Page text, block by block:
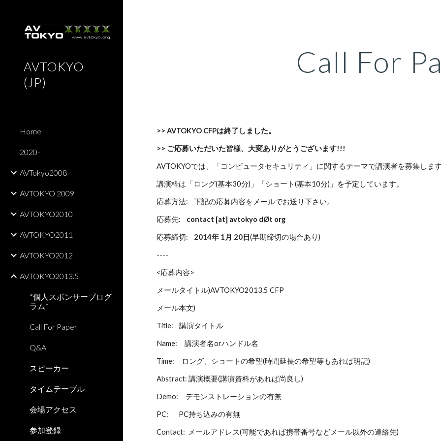
AVTOKYO
(JP)
Home
2020-
AVTokyo2008
AVTOKYO 2009
AVTOKYO2010
AVTOKYO2011
AVTOKYO2012
AVTOKYO2013.5
*個人スポンサープログ
ラム*
Call For Paper
Q&A
スピーカー
タイムテーブル
会場アクセス
参加登録
Call For
>> AVTOKYO CFPは終了しました。
>> ご応募いただいた皆様、大変ありがとうございます!!!
AVTOKYOでは、「コンピュータセキュリティ」に関するテーマで講演者を募集します
講演枠は「ロング(基本30分)」「ショート(基本10分)」を予定しています。
応募方法:    下記の応募内容をメールでお送り下さい。
応募先: contact [at] avtokyo dØt org
応募締切: 2014年 1月 20日(早期締切の場合あり)
----
<応募内容>
メールタイトル)AVTOKYO2013.5 CFP
メール本文)
Title:    講演タイトル
Name:     講演者名orハンドル名
Time:     ロング、ショートの希望(時間延長の希望等もあれば明記)
Abstract: 講演概要(講演資料があれば尚良し)
Demo:     デモンストレーションの有無
PC:       PC持ち込みの有無
Contact:  メールアドレス(可能であれば携帯番号などメール以外の連絡先)